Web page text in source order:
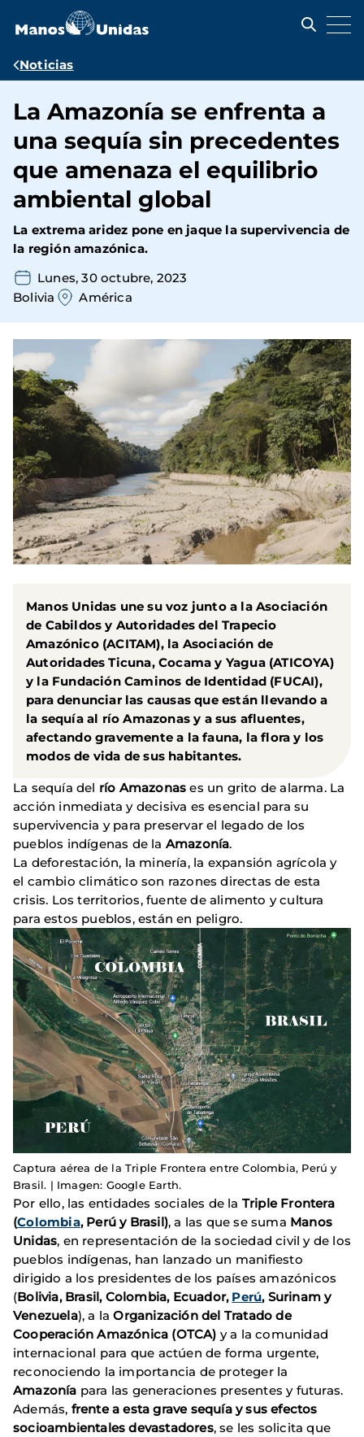
contenido
Ruta
navegación
Noticias
La Amazonía se enfrenta a
una sequía sin precedentes
que amenaza el equilibrio
ambiental global
La extrema aridez pone en jaque la supervivencia de
la región amazónica.
Lunes, 30 octubre, 2023
Bolivia
América
Manos Unidas une su voz junto a la Asociación
de Cabildos y Autoridades del Trapecio
Amazónico (ACITAM), la Asociación de
Autoridades Ticuna, Cocama y Yagua (ATICOYA)
y la Fundación Caminos de Identidad (FUCAI),
para denunciar las causas que están llevando a
la sequía al río Amazonas y a sus afluentes,
afectando gravemente a la fauna, la flora y los
modos de vida de sus habitantes.
La sequía del río Amazonas es un grito de alarma. La
acción inmediata y decisiva es esencial para su
supervivencia y para preservar el legado de los
pueblos indígenas de la Amazonía.
La deforestación, la minería, la expansión agrícola y
el cambio climático son razones directas de esta
crisis. Los territorios, fuente de alimento y cultura
para estos pueblos, están en peligro.
Captura aérea de la Triple Frontera entre Colombia, Perú y
Brasil. | Imagen: Google Earth.
Por ello, las entidades sociales de la Triple Frontera
(Colombia, Perú y Brasil), a las que se suma Manos
Unidas, en representación de la sociedad civil y de los
pueblos indígenas, han lanzado un manifiesto
dirigido a los presidentes de los países amazónicos
(Bolivia, Brasil, Colombia, Ecuador, Perú, Surinam y
Venezuela), a laOrganización del Tratado de
Cooperación Amazónica (OTCA) y a la comunidad
internacional para que actúen de forma urgente,
reconociendo la importancia de proteger la
Amazonía para las generaciones presentes y futuras.
Además, frente a esta grave sequía y sus efectos
socioambientales devastadores, se les solicita que